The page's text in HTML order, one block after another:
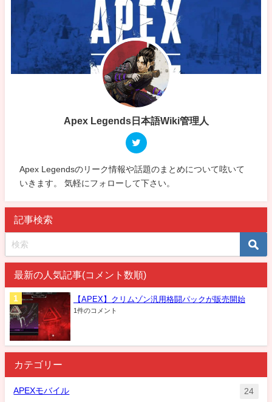
Apex Legends日本語Wiki管理人
Apex Legendsのリーク情報や話題のまとめについて呟いて
いきます。 気軽にフォローして下さい。
記事検索
最新の人気記事(コメント数順)
【APEX】クリムゾン汎用格闘パックが販売開始
1件のコメント
カテゴリー
APEXモバイル 24